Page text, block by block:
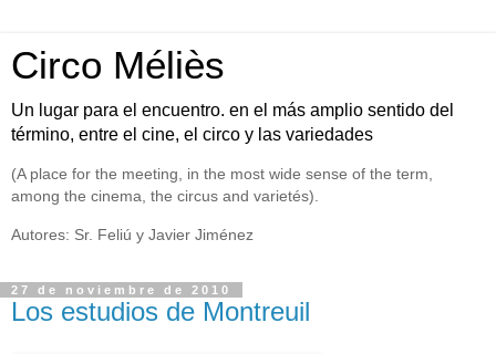
Circo Méliès
Un lugar para el encuentro. en el más amplio sentido del
término, entre el cine, el circo y las variedades
(A place for the meeting, in the most wide sense of the term,
among the cinema, the circus and varietés).
Autores: Sr. Feliú y Javier Jiménez
27 de noviembre de 2010
Los estudios de Montreuil